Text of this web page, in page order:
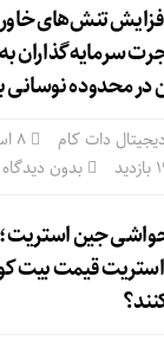
تنش‌های
سرمایه‌گذاران
در محدوده نوسانی
دات کام
بدون دیدگاه
جین
قیمت بیت